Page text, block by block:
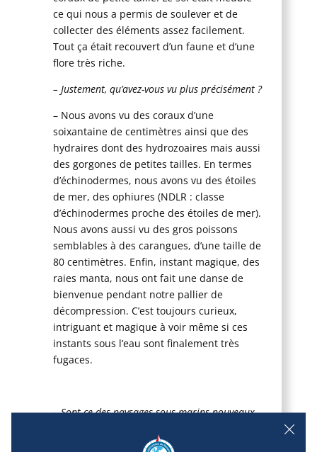
ce qui nous a permis de soulever et de
collecter des éléments assez facilement.
Tout ça était recouvert d’un faune et d’une
flore très riche.
– Justement, qu’avez-vous vu plus précisément ?
– Nous avons vu des coraux d’une
soixantaine de centimètres ainsi que des
hydraires dont des hydrozoaires mais aussi
des gorgones de petites tailles. En termes
d’échinodermes, nous avons vu des étoiles
de mer, des ophiures (NDLR : classe
d’échinodermes proche des étoiles de mer).
Nous avons aussi vu des gros poissons
semblables à des carangues, d’une taille de
80 centimètres. Enfin, instant magique, des
raies manta, nous ont fait une danse de
bienvenue pendant notre pallier de
décompression. C’est toujours curieux,
intriguant et magique à voir même si ces
instants sous l’eau sont finalement très
fugaces.
– Sont-ce des paysages sous-marins nouveaux